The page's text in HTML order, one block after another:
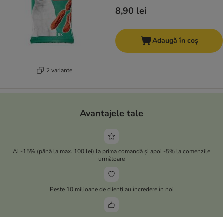
2 variante
8,90 lei
Adaugă în coș
Avantajele tale
Ai -15% (până la max. 100 lei) la prima comandă și apoi -5% la comenzile
următoare
Peste 10 milioane de clienți au încredere în noi